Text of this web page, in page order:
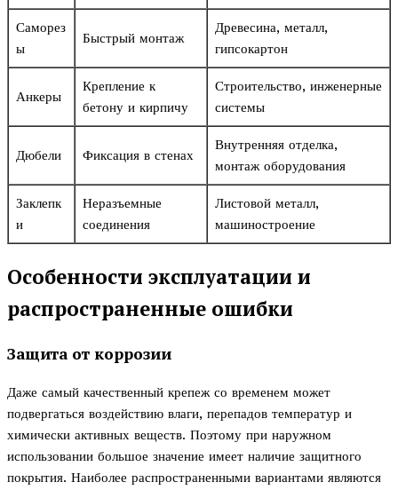
Саморез
ы
Быстрый монтаж
Древесина, металл,
гипсокартон
Анкеры
Крепление к
бетону и кирпичу
Строительство, инженерные
системы
Дюбели Фиксация в стенах
Внутренняя отделка,
монтаж оборудования
Заклепк
и
Неразъемные
соединения
Листовой металл,
машиностроение
Особенности эксплуатации и
распространенные ошибки
Защита от коррозии
Даже самый качественный крепеж со временем может
подвергаться воздействию влаги, перепадов температур и
химически активных веществ. Поэтому при наружном
использовании большое значение имеет наличие защитного
покрытия. Наиболее распространенными вариантами являются